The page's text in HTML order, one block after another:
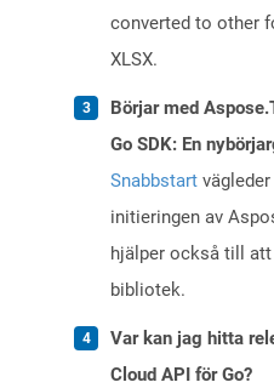
converted to other
XLSX.
Börjar med
Go SDK: En
Snabbstart
initieringen av
hjälper också till
bibliotek.
Var kan jag hitta
Cloud API för Go?